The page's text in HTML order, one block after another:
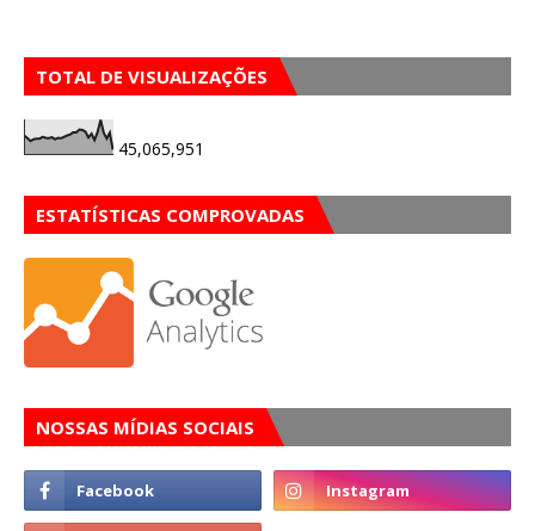
TOTAL DE VISUALIZAÇÕES
45,065,951
ESTATÍSTICAS COMPROVADAS
NOSSAS MÍDIAS SOCIAIS